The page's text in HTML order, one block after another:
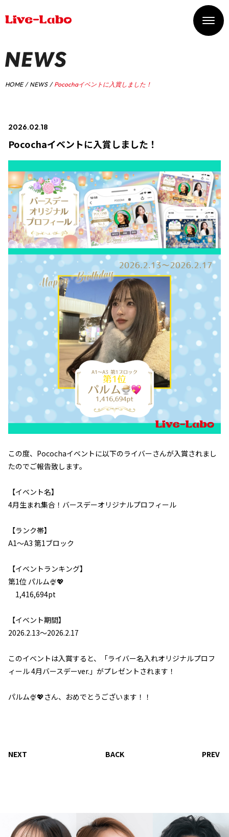
HOME NEWS Pocochaイベントに入賞しました！
2026.02.18
Pocochaイベントに入賞しました！
この度、Pocochaイベントに以下のライバーさんが入賞されまし
たのでご報告致します。
【イベント名】
4月生まれ集合！バースデーオリジナルプロフィール
【ランク帯】
A1～A3 第1ブロック
【イベントランキング】
第1位 パルム🍨💖
1,416,694pt
【イベント期間】
2026.2.13～2026.2.17
このイベントは入賞すると、「ライバー名入れオリジナルプロフ
ィール 4月バースデーver.」がプレゼントされます！
パルム🍨💖さん、おめでとうございます！！
NEXT BACK PREV